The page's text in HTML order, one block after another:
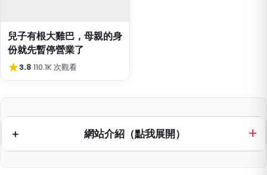
兒子有根大雞巴，母親的身
份就先暫停營業了
★3.8·110.1K 次觀看
網站介紹（點我展開）